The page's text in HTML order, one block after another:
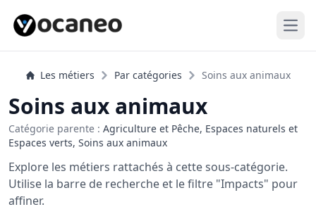
Les métiers Par catégories Soins aux animaux
Soins aux animaux
Catégorie parente : Agriculture et Pêche, Espaces naturels et
Espaces verts, Soins aux animaux
Explore les métiers rattachés à cette sous-catégorie.
Utilise la barre de recherche et le filtre "Impacts" pour
affiner.